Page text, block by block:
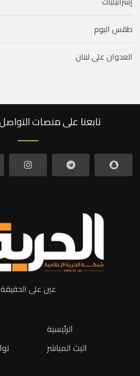
طقس اليوم
العدوان على لبنان
تابعنا على منصات
عين على الحقيقة
الرئيسية
البث المباشر